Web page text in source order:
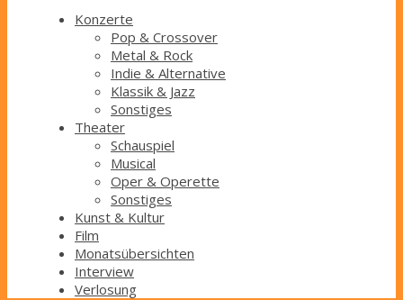
Konzerte
Pop & Crossover
Metal & Rock
Indie & Alternative
Klassik & Jazz
Sonstiges
Theater
Schauspiel
Musical
Oper & Operette
Sonstiges
Kunst & Kultur
Film
Monatsübersichten
Interview
Verlosung